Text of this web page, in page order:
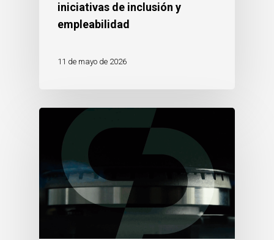
iniciativas de inclusión y
empleabilidad
11 de mayo de 2026